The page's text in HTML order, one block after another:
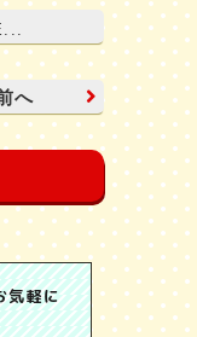
へ
気軽に